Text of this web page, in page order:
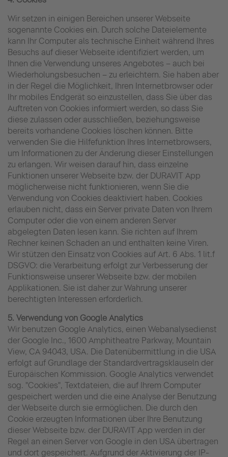
Wir setzen in einigen Bereichen unserer Webseite
sogenannte Cookies ein. Durch solche Dateielemente
kann Ihr Computer als technische Einheit während Ihres
Besuchs auf dieser Webseite identifiziert werden, um
Ihnen die Verwendung unseres Angebotes – auch bei
Wiederholungsbesuchen – zu erleichtern. Sie haben aber
in der Regel die Möglichkeit, Ihren Internetbrowser oder
Ihr mobiles Endgerät so einzustellen, dass Sie über das
Auftreten von Cookies informiert werden, so dass Sie
diese zulassen oder ausschließen, beziehungsweise
bereits vorhandene Cookies löschen können. Bitte
verwenden Sie die Hilfefunktion Ihres Internetbrowsers,
um Informationen zu der Änderung dieser Einstellungen
zu erlangen. Wir weisen darauf hin, dass einzelne
Funktionen unserer Webseite bzw. der DURAVIT App
möglicherweise nicht funktionieren, wenn Sie die
Verwendung von Cookies deaktiviert haben. Cookies
erlauben nicht, dass ein Server private Daten von Ihrem
Computer oder die von einem anderen Server
abgelegten Daten lesen kann. Sie richten auf Ihrem
Rechner keinen Schaden an und enthalten keine Viren.
Wir stützen den Einsatz von Cookies auf Art. 6 Abs. 1 lit.f
DSGVO: die Verarbeitung erfolgt zur Verbesserung der
Funktionsweise unserer Webseite bzw. der mobilen
Applikationen. Sie ist daher zur Wahrung unserer
berechtigten Interessen erforderlich.
5. Verwendung von Google Analytics
Wir benutzen Google Analytics, einen Webanalysedienst
der Google Inc., 1600 Amphitheatre Parkway, Mountain
View, CA 94043, USA. Die Datenübermittlung in die USA
erfolgt auf Grundlage der Standardvertragsklauseln der
Europäischen Kommission. Google Analytics verwendet
sog. "Cookies", Textdateien, die auf Ihrem Computer
gespeichert werden und die eine Analyse der Benutzung
der Webseite durch sie ermöglichen. Die durch den
Cookie erzeugten Informationen über Ihre Benutzung
dieser Webseite bzw. der DURAVIT App werden in der
Regel an einen Server von Google in den USA übertragen
und dort gespeichert. Aufgrund der Aktivierung der IP-